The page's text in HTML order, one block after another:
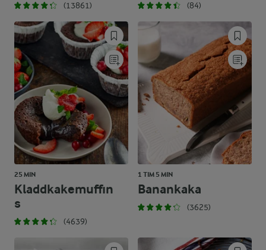
(13861) (84)
25 MIN
Kladdkakemuffin
s
(4639)
1 TIM 5 MIN
Banankaka
(3625)